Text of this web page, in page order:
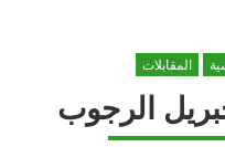
المقابلات
الرجوب